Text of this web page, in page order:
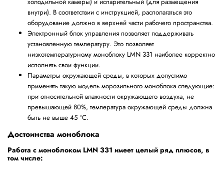
внутри). В соответствии с инструкцией, располагаться это
оборудование должно в верхней части рабочего пространства.
Электронный блок управления позволяет поддерживать
установленную температуру. Это позволяет
низкотемпературному моноблоку LMN 331 наиболее корректно
исполнять свои функции.
Параметры окружающей среды, в которых допустимо
применять такую модель морозильного моноблока следующие:
при относительной влажности окружающего воздуха, не
превышающей 80%, температура окружающей среды должна
быть не выше 45 °C.
Достоинства моноблока
Работа с моноблоком LMN 331 имеет целый ряд плюсов, в
том числе: